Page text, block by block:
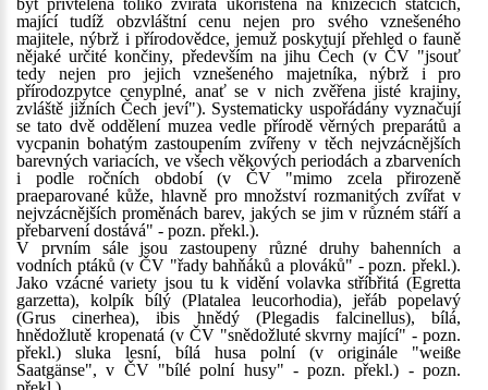
být přivtělena toliko zvířata ukořistěná na knížecích statcích,
mající tudíž obzvláštní cenu nejen pro svého vznešeného
majitele, nýbrž i přírodovědce, jemuž poskytují přehled o fauně
nějaké určité končiny, především na jihu Čech (v ČV "jsouť
tedy nejen pro jejich vznešeného majetníka, nýbrž i pro
přírodozpytce cenyplné, anať se v nich zvěřena jisté krajiny,
zvláště jižních Čech jeví"). Systematicky uspořádány vyznačují
se tato dvě oddělení muzea vedle přírodě věrných preparátů a
vycpanin bohatým zastoupením zvířeny v těch nejvzácnějších
barevných variacích, ve všech věkových periodách a zbarveních
i podle ročních období (v ČV "mimo zcela přirozeně
praeparované kůže, hlavně pro množství rozmanitých zvířat v
nejvzácnějších proměnách barev, jakých se jim v různém stáří a
přebarvení dostává" - pozn. překl.).
V prvním sále jsou zastoupeny různé druhy bahenních a
vodních ptáků (v ČV "řady bahňáků a plováků" - pozn. překl.).
Jako vzácné variety jsou tu k vidění volavka stříbřitá (Egretta
garzetta), kolpík bílý (Platalea leucorhodia), jeřáb popelavý
(Grus cinerhea), ibis hnědý (Plegadis falcinellus), bílá,
hnědožlutě kropenatá (v ČV "snědožluté skvrny mající" - pozn.
překl.) sluka lesní, bílá husa polní (v originále "weiße
Saatgänse", v ČV "bílé polní husy" - pozn. překl.) - pozn.